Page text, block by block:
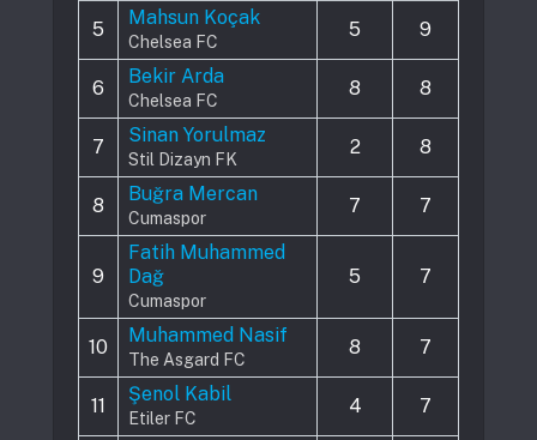
5
Mahsun Koçak
Chelsea FC
5 9
6
Bekir Arda
Chelsea FC
8 8
7
Sinan Yorulmaz
Stil Dizayn FK
2 8
8
Buğra Mercan
Cumaspor
7 7
9
Fatih Muhammed
Dağ
Cumaspor
5 7
10
Muhammed Nasif
The Asgard FC
8 7
11
Şenol Kabil
Etiler FC
4 7